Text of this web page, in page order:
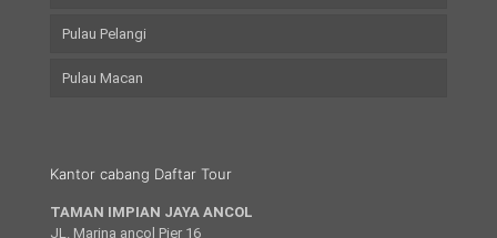
Pulau Pelangi
Pulau Macan
Kantor cabang Daftar Tour
TAMAN IMPIAN JAYA ANCOL
JL. Marina ancol Pier 16